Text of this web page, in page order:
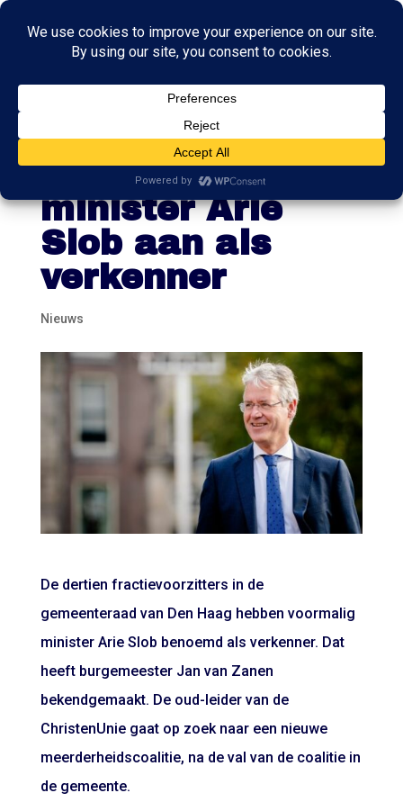
Haagse raad
stelt oud-
minister Arie
Slob aan als
verkenner
Nieuws
De dertien fractievoorzitters in de
gemeenteraad van Den Haag hebben voormalig
minister Arie Slob benoemd als verkenner. Dat
heeft burgemeester Jan van Zanen
bekendgemaakt. De oud-leider van de
ChristenUnie gaat op zoek naar een nieuwe
meerderheidscoalitie, na de val van de coalitie in
de gemeente.